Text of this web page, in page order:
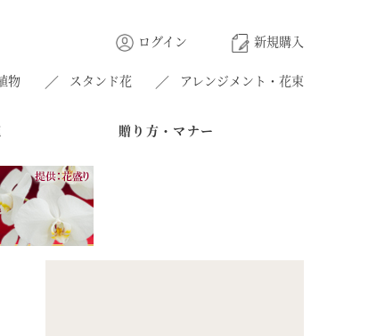
ログイン 新規購入
物 スタンド花 アレンジメント・花束
贈り方・マナー